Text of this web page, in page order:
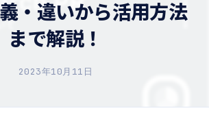
・違いから活用方法
まで解説！
2023年10月11日